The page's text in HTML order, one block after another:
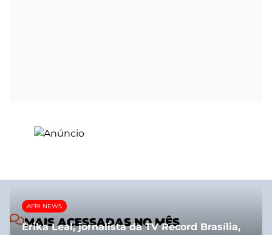
MAIS ACESSADAS NO MÊS
AFRI NEWS
Érika Leal, jornalista da TV Record Brasília,